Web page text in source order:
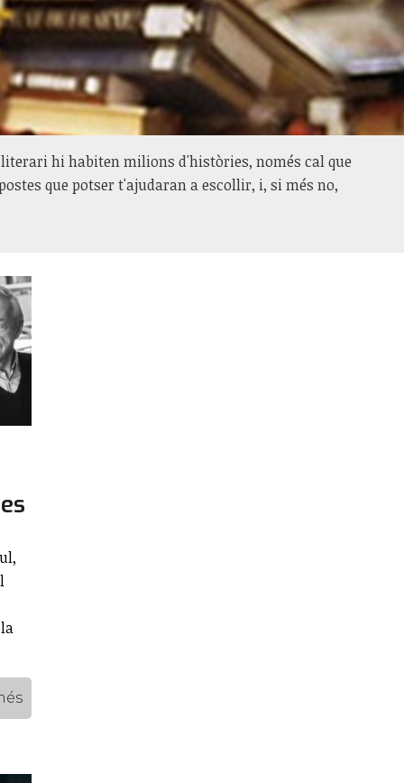
hi habiten milions d'històries, només cal que
que potser t'ajudaran a escollir, i, si més no,